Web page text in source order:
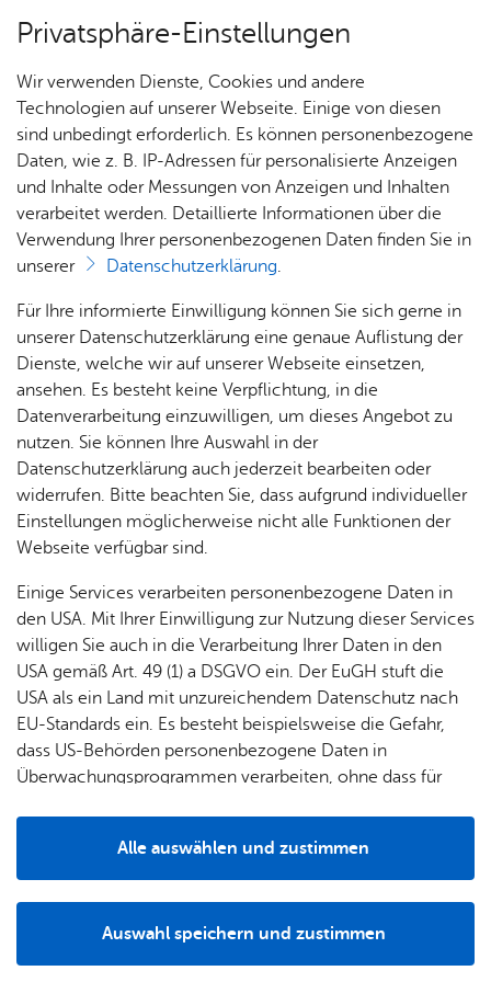
Über­sicht Bür­ger & Stadt
Rat­
haus &
Bür­
ger­
ser­vice
Rat­
häu­ser
& Orts­
ver­
wal­
Ämter
A–Z
Diens
t­leis­
tun­gen
A–Z
For­
Nach­
rich­
ten,
Vi­de­os
& Bil­
der
Me­di­
en­in­
for­ma­
tio­nen
fent­li­
che
Be­
kannt­
ma­
chun­
& TV
Pres­se
Jobs
Stel­
len­an­
ge­bo­te
Aus­bil­
dung &
Stu­di­
um
Bil­
dung
& Be­
treu­
ung
Potz­
be­
treu­
ung
Schu­
len
Bauen
& Um­
welt
Geo­
da­ten
& 3D-
Stadt­
Bau­
stel­len
& Um­
lei­tun­
Um­
welt &
Kli­ma­
Sa­nie­
ren &
bi­li­en
Stadt­
Ge­
sund­
heit &
kum
Ärzte &
Apo­
Fa­mi­lie
& Kin­
der
Se­nio­
ren
Woh­
nen
re­frei
Pfle­ge
& Un­
ter­stüt­
zung
Alle Nach­rich­ten
Vor­le­sen
Frei­tag, 22. Mai 2026
Ka­te­go­rie:Ober­bür­ger­meis­ter
Karl-Olga-Park – für die
Menschen
Oberbürgermeister Simon Blümcke
Ober­bür­ger­meis­ter Simon Blüm­cke
seit vielen Jahren beschäftigen sich Gemeinderat und
Verwaltung immer wieder mit der Zukunft unseres
Pflegeheims Karl-Olga-Haus und dem umliegenden Areal.
Jetzt soll ein Knopf an die Sache – und zwar ganz nach
dem Motto: Das Bessere ist des Guten Feind.
Privatsphäre-Einstellungen
Wir verwenden Dienste, Cookies und andere
Technologien auf unserer Webseite. Einige von diesen
sind unbedingt erforderlich. Es können personenbezogene
Daten, wie z. B. IP-Adressen für personalisierte Anzeigen
und Inhalte oder Messungen von Anzeigen und Inhalten
verarbeitet werden. Detaillierte Informationen über die
Verwendung Ihrer personenbezogenen Daten finden Sie in
unserer
Datenschutzerklärung.
Für Ihre informierte Einwilligung können Sie sich gerne in
unserer Datenschutzerklärung eine genaue Auflistung der
Dienste, welche wir auf unserer Webseite einsetzen,
ansehen. Es besteht keine Verpflichtung, in die
Datenverarbeitung einzuwilligen, um dieses Angebot zu
nutzen. Sie können Ihre Auswahl in der
Datenschutzerklärung auch jederzeit bearbeiten oder
widerrufen. Bitte beachten Sie, dass aufgrund individueller
Einstellungen möglicherweise nicht alle Funktionen der
Webseite verfügbar sind.
Einige Services verarbeiten personenbezogene Daten in
den USA. Mit Ihrer Einwilligung zur Nutzung dieser Services
willigen Sie auch in die Verarbeitung Ihrer Daten in den
USA gemäß Art. 49 (1) a DSGVO ein. Der EuGH stuft die
USA als ein Land mit unzureichendem Datenschutz nach
EU-Standards ein. Es besteht beispielsweise die Gefahr,
dass US-Behörden personenbezogene Daten in
Überwachungsprogrammen verarbeiten, ohne dass für
Auswahl speichern und zustimmen
Alle auswählen und zustimmen